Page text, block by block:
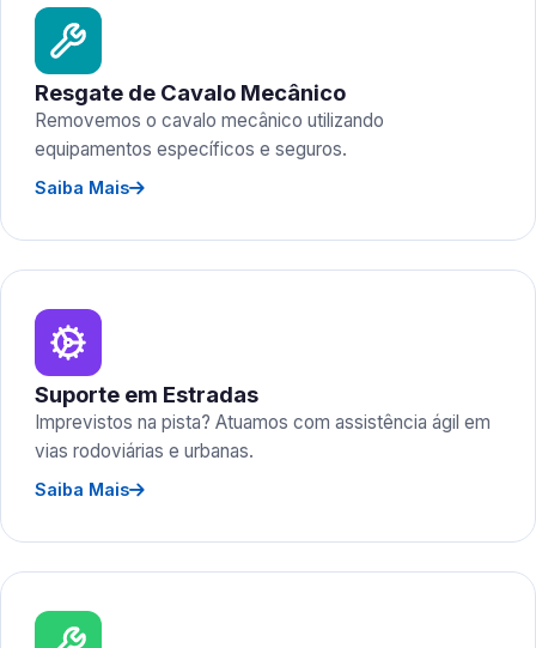
Resgate de Cavalo Mecânico
Removemos o cavalo mecânico utilizando
equipamentos específicos e seguros.
Saiba Mais
Suporte em Estradas
Imprevistos na pista? Atuamos com assistência ágil em
vias rodoviárias e urbanas.
Saiba Mais